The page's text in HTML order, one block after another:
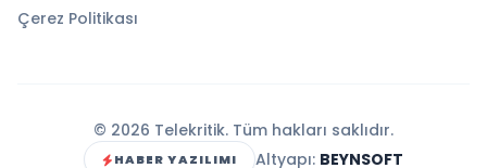
Çerez Politikası
© 2026 Telekritik. Tüm hakları saklıdır.
HABER YAZILIMI Altyapı: BEYNSOFT